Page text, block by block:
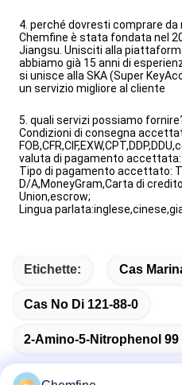
4. perché dovresti comprare
Chemfine è stata fondata nel
Jiangsu. Unisciti alla
abbiamo già 15 anni di
si unisce alla SKA (Super
un servizio migliore al cliente
5. quali servizi possiamo
Condizioni di consegna
valuta di pagamento accettata:
Tipo di pagamento accettato:
D/A,MoneyGram,Carta di
Union,escrow;
Lingua
Etichette: Cas
Cas No Di 121-88-0
2-Amino-5-Nitrophenol 99